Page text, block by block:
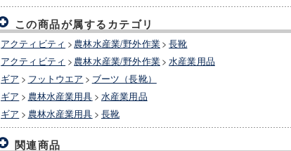
この商品が属するカテゴリ
アクティビティ > 農林水産業/野外作業> 長靴
アクティビティ > 農林水産業/野外作業> 水産業用品
ギア > フットウエア > ブーツ（長靴）
ギア > 農林水産業用具 > 水産業用品
ギア > 農林水産業用具 > 長靴
関連商品